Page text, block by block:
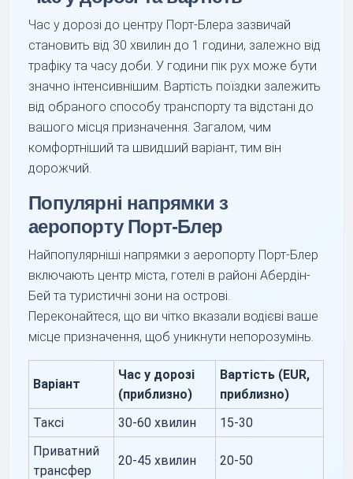
Час у дорозі до центру Порт-Блера зазвичай
становить від 30 хвилин до 1 години, залежно від
трафіку та часу доби. У години пік рух може бути
значно інтенсивнішим. Вартість поїздки залежить
від обраного способу транспорту та відстані до
вашого місця призначення. Загалом, чим
комфортніший та швидший варіант, тим він
дорожчий.
Популярні напрямки з
аеропорту Порт-Блер
Найпопулярніші напрямки з аеропорту Порт-Блер
включають центр міста, готелі в районі Абердін-
Бей та туристичні зони на острові.
Переконайтеся, що ви чітко вказали водієві ваше
місце призначення, щоб уникнути непорозумінь.
Варіант
Час у дорозі
(приблизно)
Вартість (EUR,
приблизно)
Таксі
30-60 хвилин
15-30
Приватний
трансфер
20-45 хвилин 20-50